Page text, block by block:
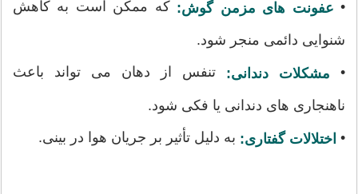
• عفونت های مزمن گوش: که ممکن است به کاهش
شنوایی دائمی منجر شود.
• مشکلات دندانی: تنفس از دهان می تواند باعث
ناهنجاری های دندانی یا فکی شود.
• اختلالات گفتاری: به دلیل تأثیر بر جریان هوا در بینی.